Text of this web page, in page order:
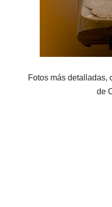
Fotos más detalladas,
de